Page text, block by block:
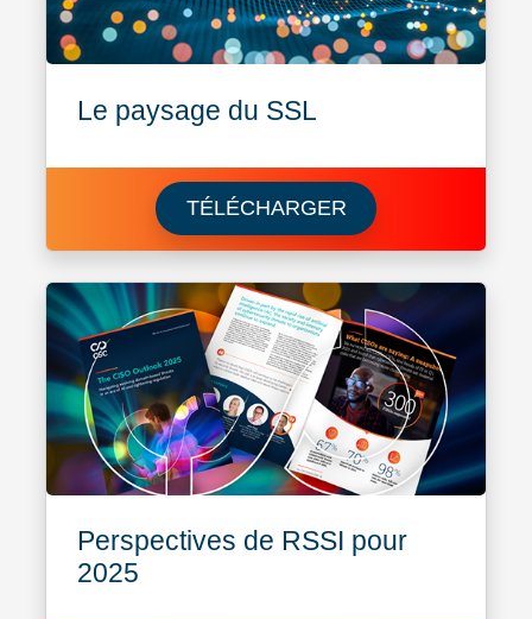
Le paysage du SSL
TÉLÉCHARGERDownload Le
Perspectives de RSSI pour
2025